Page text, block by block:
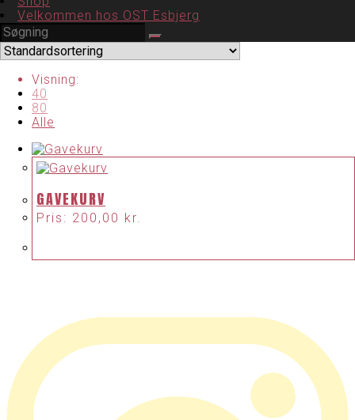
Velkommen hos OST Esbjerg
Visning:
40
80
Alle
GAVEKURV
Pris: 200,00 kr.